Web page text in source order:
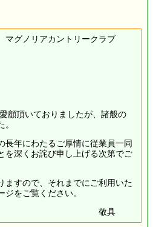
マグノリアカントリークラブ
顧頂いておりましたが、諸般の
年にわたるご厚情に従業員一同
を深くお詫び申し上げる次第でご
ますので、それまでにご利用いた
をご覧ください。
敬具